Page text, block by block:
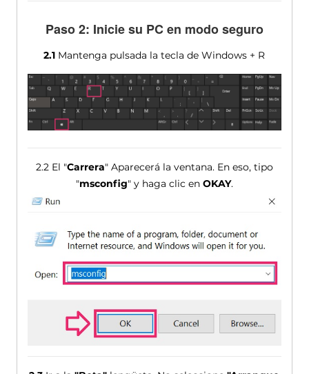
Paso 2: Inicie su PC en modo seguro
2.1 Mantenga pulsada la tecla de Windows + R
2.2 El "Carrera" Aparecerá la ventana. En eso, tipo
"msconfig" y haga clic en OKAY.